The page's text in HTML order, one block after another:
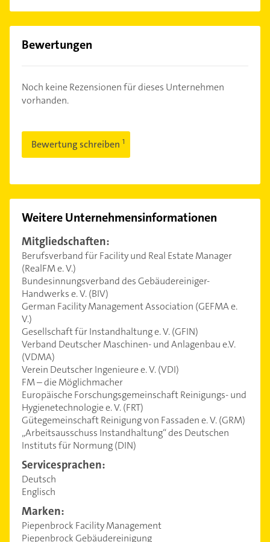
Bewertungen
Noch keine Rezensionen für dieses Unternehmen
vorhanden.
Bewertung schreiben
Weitere Unternehmensinformationen
Mitgliedschaften:
Berufsverband für Facility und Real Estate Manager
(RealFM e. V.)
Bundesinnungsverband des Gebäudereiniger-
Handwerks e. V. (BIV)
German Facility Management Association (GEFMA e.
V.)
Gesellschaft für Instandhaltung e. V. (GFIN)
Verband Deutscher Maschinen- und Anlagenbau e.V.
(VDMA)
Verein Deutscher Ingenieure e. V. (VDI)
FM – die Möglichmacher
Europäische Forschungsgemeinschaft Reinigungs- und
Hygienetechnologie e. V. (FRT)
Gütegemeinschaft Reinigung von Fassaden e. V. (GRM)
„Arbeitsausschuss Instandhaltung“ des Deutschen
Instituts für Normung (DIN)
Servicesprachen:
Deutsch
Englisch
Marken:
Piepenbrock Facility Management
Piepenbrock Gebäudereinigung